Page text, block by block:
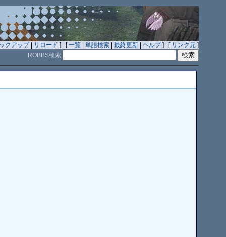
クアップ| リロード ] [一覧 |単語検索 |最終更新 |ヘルプ] [ リンク元 ]
ROBBS検索